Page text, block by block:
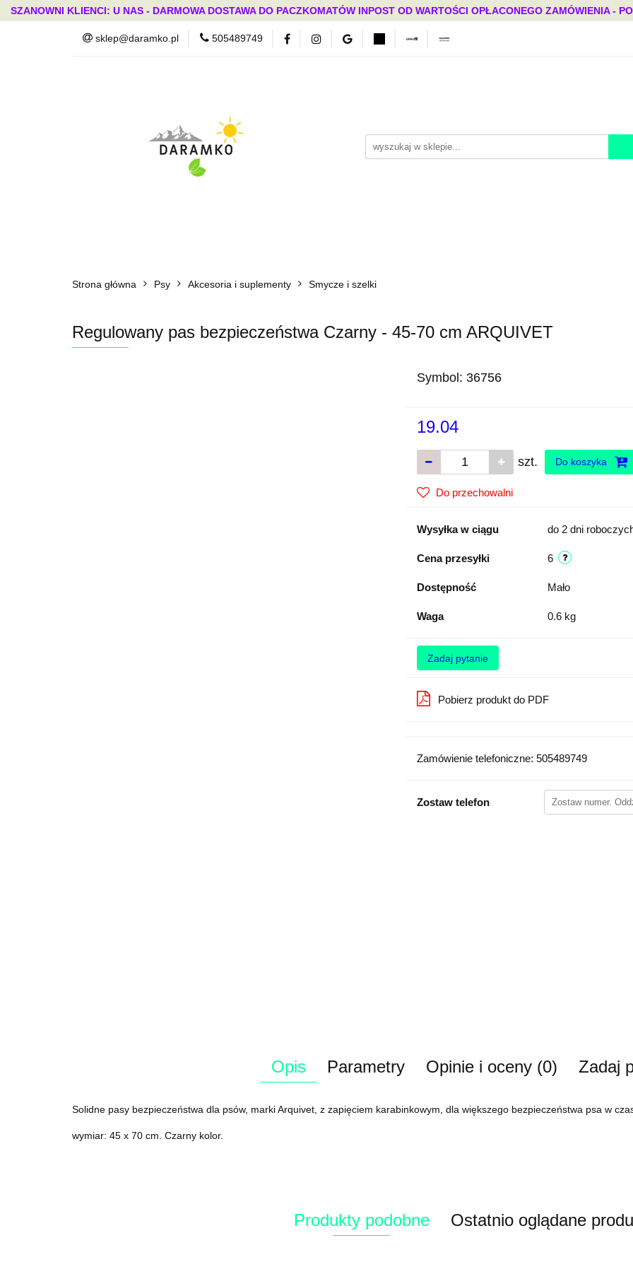
SZANOWNI KLIENCI: U NAS - DARMOWA DOSTAWA DO PACZKOMATÓW INPOST OD WARTOŚCI OPŁACONEGO ZAMÓWIENIA -
sklep@daramko.pl 505489749Nowości Bestsellery Mega okazje
Strona główna Psy Akcesoria i suplementy Smycze i szelki
Regulowany pas bezpieczeństwa Czarny - 45-70 cm ARQUIVET
Symbol: 36756
19.04
szt. Do koszyka
Do przechowalni
Wysyłka w ciągu do 2 dni
Cena przesyłki 6
Dostępność Mało
Waga 0.6 kg
Zadaj pytanie
Pobierz produkt do PDF
Zamówienie telefoniczne: 505489749
Zostaw telefon
Opis Parametry Opinie i oceny (0) Zadaj
Solidne pasy bezpieczeństwa dla psów, marki Arquivet, z zapięciem karabinkowym, dla większego bezpieczeństwa psa w
wymiar: 45 x 70 cm. Czarny kolor.
Produkty podobne Ostatnio oglądane